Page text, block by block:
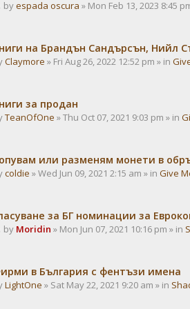
byespada oscura » Mon Feb 13, 2023 8:45
на Брандън Сандърсън, Нийл
Claymore » Fri Aug 26, 2022 12:52 pm » in
за продан
TeanOfOne » Thu Oct 07, 2021 9:03 pm » in
или разменям монети в
coldie » Wed Jun 09, 2021 2:15 am » in Give
за БГ номинации за
by Moridin » Mon Jun 07, 2021 10:16 pm » in
в България с фентъзи имена
LightOne » Sat May 22, 2021 9:20 am » in